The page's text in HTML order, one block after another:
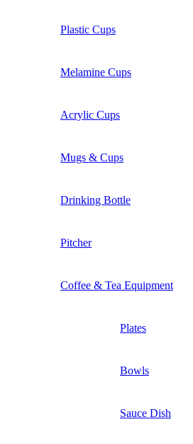
Plastic Cups
Melamine Cups
Acrylic Cups
Mugs & Cups
Drinking Bottle
Pitcher
Coffee & Tea Equipment
Plates
Bowls
Sauce Dish